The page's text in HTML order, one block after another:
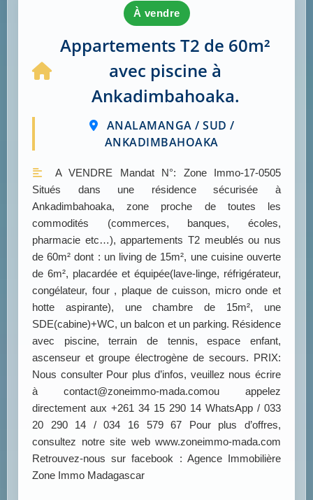
à vendre
Appartements T2 de 60m²
avec piscine à
Ankadimbahoaka.
ANALAMANGA / SUD /
ANKADIMBAHOAKA
A VENDRE Mandat N°: Zone Immo-17-0505
Situés dans une résidence sécurisée à
Ankadimbahoaka, zone proche de toutes les
commodités (commerces, banques, écoles,
pharmacie etc…), appartements T2 meublés ou nus
de 60m² dont : un living de 15m², une cuisine ouverte
de 6m², placardée et équipée(lave-linge, réfrigérateur,
congélateur, four , plaque de cuisson, micro onde et
hotte aspirante), une chambre de 15m², une
SDE(cabine)+WC, un balcon et un parking. Résidence
avec piscine, terrain de tennis, espace enfant,
ascenseur et groupe électrogène de secours. PRIX:
Nous consulter Pour plus d’infos, veuillez nous écrire
à contact@zoneimmo-mada.comou appelez
directement aux +261 34 15 290 14 WhatsApp / 033
20 290 14 / 034 16 579 67 Pour plus d’offres,
consultez notre site web www.zoneimmo-mada.com
Retrouvez-nous sur facebook : Agence Immobilière
Zone Immo Madagascar